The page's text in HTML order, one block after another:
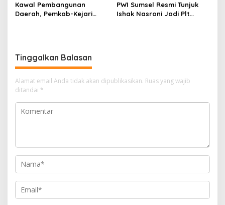
Kawal Pembangunan
Daerah, Pemkab-Kejari
PWI Sumsel Resmi Tunjuk
Ishak Nasroni Jadi Plt
Tinggalkan Balasan
Alamat email Anda tidak akan dipublikasikan. Ruas yang wajib
ditandai *